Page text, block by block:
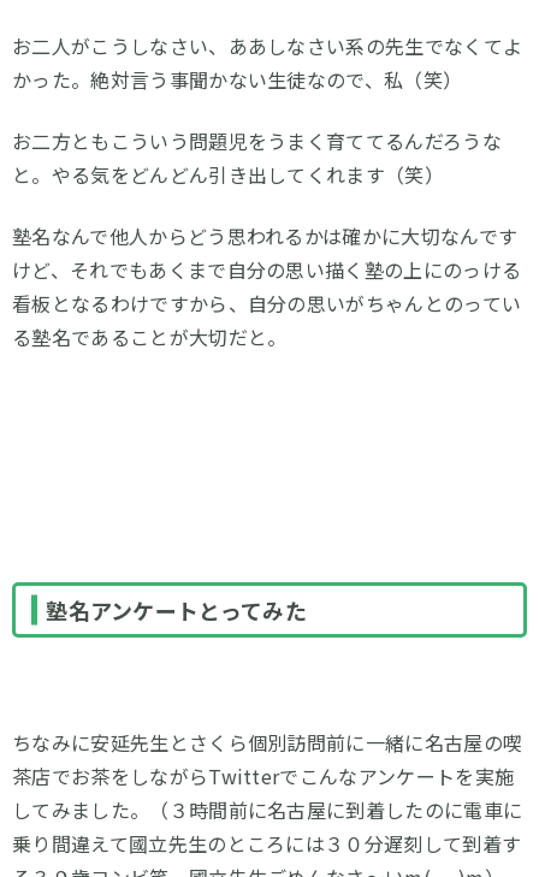
お二人がこうしなさい、ああしなさい系の先生でなくてよ
かった。絶対言う事聞かない生徒なので、私（笑）
お二方ともこういう問題児をうまく育ててるんだろうな
と。やる気をどんどん引き出してくれます（笑）
塾名なんで他人からどう思われるかは確かに大切なんです
けど、それでもあくまで自分の思い描く塾の上にのっける
看板となるわけですから、自分の思いがちゃんとのってい
る塾名であることが大切だと。
塾名アンケートとってみた
ちなみに安延先生とさくら個別訪問前に一緒に名古屋の喫
茶店でお茶をしながらTwitterでこんなアンケートを実施
してみました。（３時間前に名古屋に到着したのに電車に
乗り間違えて國立先生のところには３０分遅刻して到着す